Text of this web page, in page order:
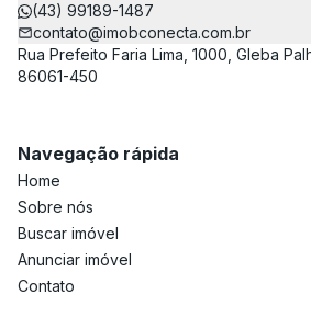
(43) 99189-1487
contato@imobconecta.com.br
Rua Prefeito Faria Lima, 1000, Gleba
86061-450
Navegação rápida
Home
Sobre nós
Buscar imóvel
Anunciar imóvel
Contato